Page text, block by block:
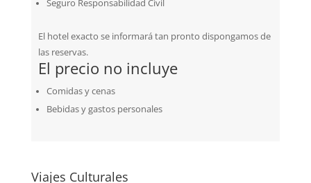
Seguro Responsabilidad Civil
El hotel exacto se informará tan pronto dispongamos de
las reservas.
El precio no incluye
Comidas y cenas
Bebidas y gastos personales
Viajes Culturales